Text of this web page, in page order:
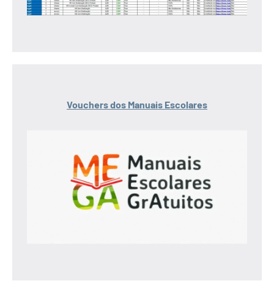
Vouchers dos Manuais Escolares